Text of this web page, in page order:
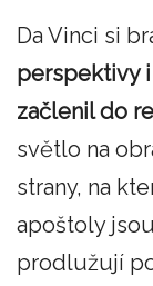
Da Vinci si
perspektivy
začlenil do
světlo na
strany, na
apoštoly
prodlužují